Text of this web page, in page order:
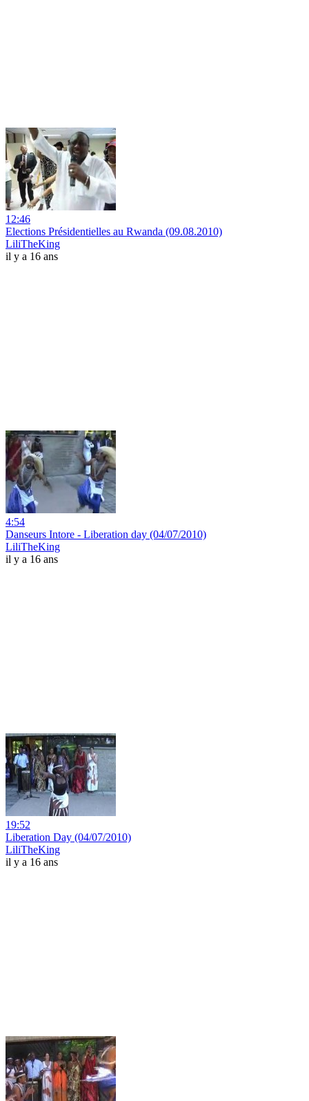
12:46
Elections Présidentielles au Rwanda (09.08.2010)
LiliTheKing
il y a 16 ans
4:54
Danseurs Intore - Liberation day (04/07/2010)
LiliTheKing
il y a 16 ans
19:52
Liberation Day (04/07/2010)
LiliTheKing
il y a 16 ans